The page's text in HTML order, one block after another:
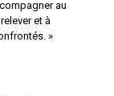
au
et à
»